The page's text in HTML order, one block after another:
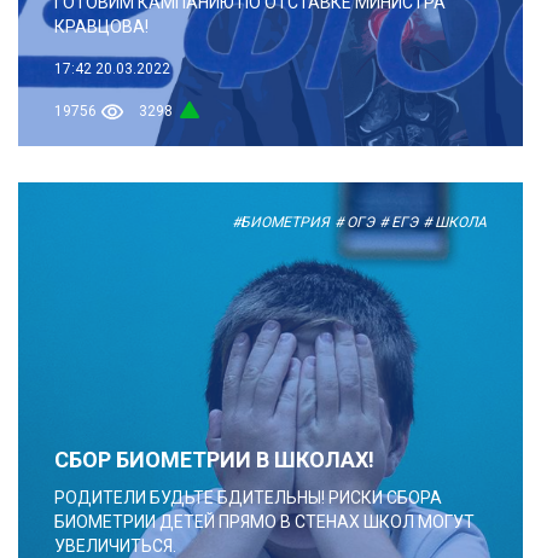
КРАВЦОВА!
17:42 20.03.2022
19756 3298
#БИОМЕТРИЯ # ОГЭ # ЕГЭ # ШКОЛА
СБОР БИОМЕТРИИ В ШКОЛАХ!
РОДИТЕЛИ БУДЬТЕ БДИТЕЛЬНЫ! РИСКИ СБОРА
БИОМЕТРИИ ДЕТЕЙ ПРЯМО В СТЕНАХ ШКОЛ МОГУТ
УВЕЛИЧИТЬСЯ.